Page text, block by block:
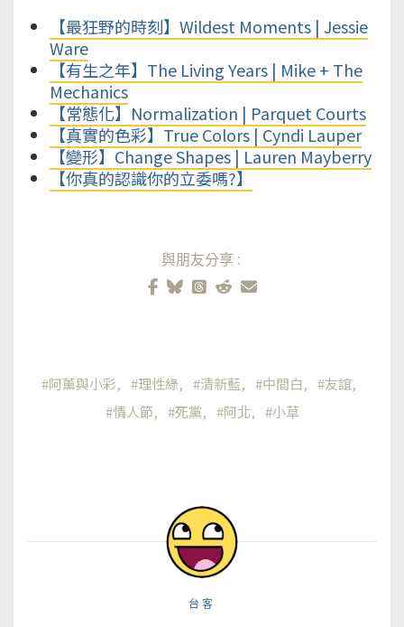
【最狂野的時刻】Wildest Moments | Jessie
Ware
【有生之年】The Living Years | Mike + The
Mechanics
【常態化】Normalization | Parquet Courts
【真實的色彩】True Colors | Cyndi Lauper
【變形】Change Shapes | Lauren Mayberry
【你真的認識你的立委嗎?】
與朋友分享:
阿薰與小彩 理性綠 清新藍 中間白
友誼
情人節
死黨 阿北 小草
台客